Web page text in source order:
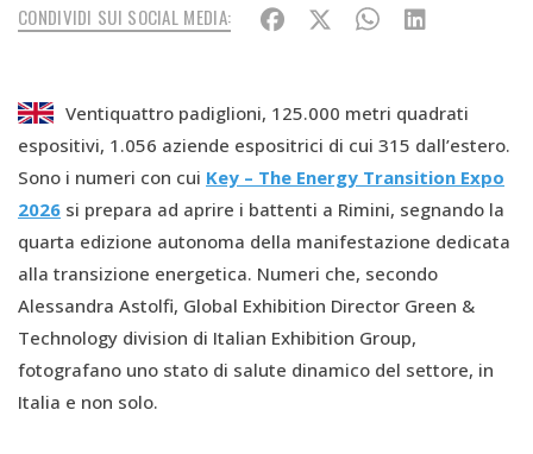
CONDIVIDI SUI SOCIAL MEDIA:
Ventiquattro padiglioni, 125.000 metri quadrati
espositivi, 1.056 aziende espositrici di cui 315 dall’estero.
Sono i numeri con cui Key – The Energy Transition Expo
2026 si prepara ad aprire i battenti a Rimini, segnando la
quarta edizione autonoma della manifestazione dedicata
alla transizione energetica. Numeri che, secondo
Alessandra Astolfi, Global Exhibition Director Green &
Technology division di Italian Exhibition Group,
fotografano uno stato di salute dinamico del settore, in
Italia e non solo.